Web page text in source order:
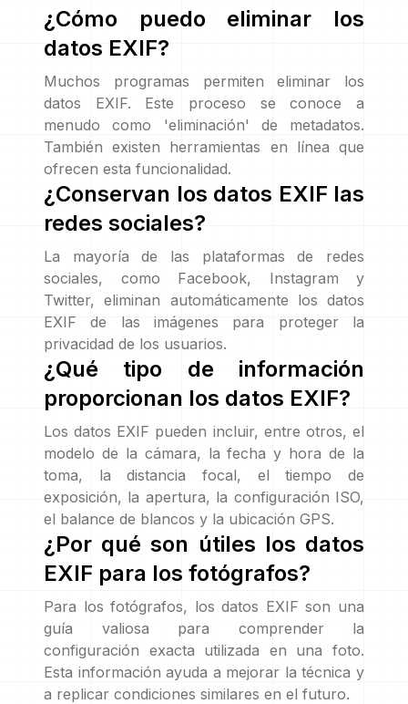
¿Cómo puedo eliminar los
datos EXIF?
Muchos programas permiten eliminar los
datos EXIF. Este proceso se conoce a
menudo como 'eliminación' de metadatos.
También existen herramientas en línea que
ofrecen esta funcionalidad.
¿Conservan los datos EXIF las
redes sociales?
La mayoría de las plataformas de redes
sociales, como Facebook, Instagram y
Twitter, eliminan automáticamente los datos
EXIF de las imágenes para proteger la
privacidad de los usuarios.
¿Qué tipo de información
proporcionan los datos EXIF?
Los datos EXIF pueden incluir, entre otros, el
modelo de la cámara, la fecha y hora de la
toma, la distancia focal, el tiempo de
exposición, la apertura, la configuración ISO,
el balance de blancos y la ubicación GPS.
¿Por qué son útiles los datos
EXIF para los fotógrafos?
Para los fotógrafos, los datos EXIF son una
guía valiosa para comprender la
configuración exacta utilizada en una foto.
Esta información ayuda a mejorar la técnica y
a replicar condiciones similares en el futuro.